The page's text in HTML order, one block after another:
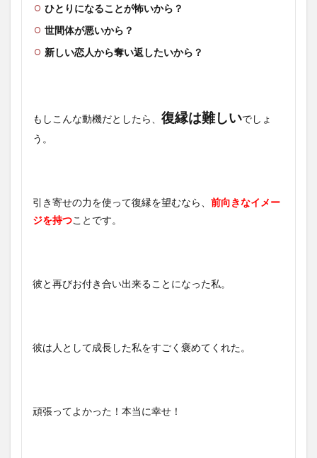
ひとりになることが怖いから？
世間体が悪いから？
新しい恋人から奪い返したいから？
もしこんな動機だとしたら、 復縁は難しいでしょ
う。
引き寄せの力を使って復縁を望むなら、 前向きなイメー
ジを持つことです。
彼と再びお付き合い出来ることになった私。
彼は人として成長した私をすごく褒めてくれた。
頑張ってよかった！本当に幸せ！